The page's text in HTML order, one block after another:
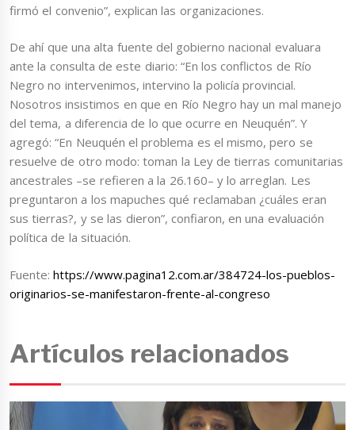
firmó el convenio”, explican las organizaciones.
De ahí que una alta fuente del gobierno nacional evaluara
ante la consulta de este diario: “En los conflictos de Río
Negro no intervenimos, intervino la policía provincial.
Nosotros insistimos en que en Río Negro hay un mal manejo
del tema, a diferencia de lo que ocurre en Neuquén”. Y
agregó: “En Neuquén el problema es el mismo, pero se
resuelve de otro modo: toman la Ley de tierras comunitarias
ancestrales –se refieren a la 26.160– y lo arreglan. Les
preguntaron a los mapuches qué reclamaban ¿cuáles eran
sus tierras?, y se las dieron”, confiaron, en una evaluación
política de la situación.
Fuente:https://www.pagina12.com.ar/384724-los-pueblos-
originarios-se-manifestaron-frente-al-congreso
Artículos relacionados